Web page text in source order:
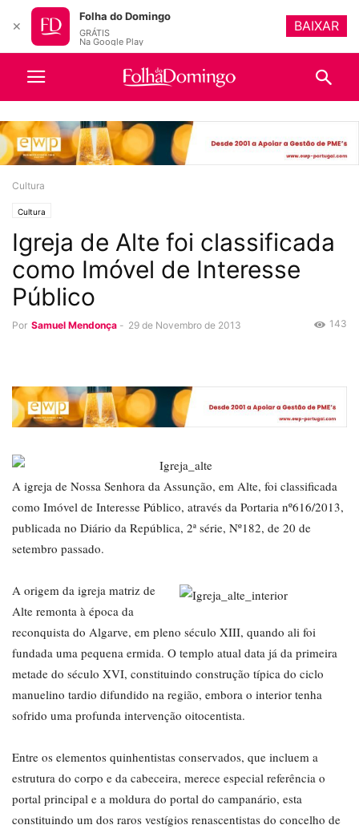
Cultura
Cultura
Igreja de Alte foi classificada
como Imóvel de Interesse
Público
Por Samuel Mendonça - 29 de Novembro de 2013 143
A igreja de Nossa Senhora da Assunção, em Alte, foi classificada
como Imóvel de Interesse Público, através da Portaria nº616/2013,
publicada no Diário da República, 2ª série, Nº182, de 20 de
setembro passado.
A origem da igreja matriz de
Alte remonta à época da
reconquista do Algarve, em pleno século XIII, quando ali foi
fundada uma pequena ermida. O templo atual data já da primeira
metade do século XVI, constituindo construção típica do ciclo
manuelino tardio difundido na região, embora o interior tenha
sofrido uma profunda intervenção oitocentista.
Entre os elementos quinhentistas conservados, que incluem a
estrutura do corpo e da cabeceira, merece especial referência o
portal principal e a moldura do portal do campanário, esta
constituindo um dos raros vestígios renascentistas do concelho de
✕
Folha do Domingo
GRÁTIS
Na Google Play
BAIXAR